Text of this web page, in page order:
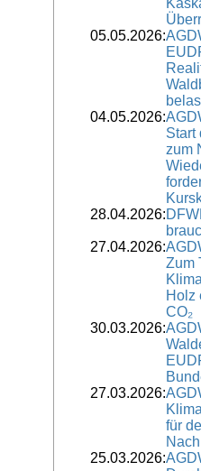
05.05.2026:
04.05.2026:
Start
zum
28.04.2026:
27.04.2026:
Zum
Holz
CO₂
30.03.2026:
27.03.2026:
für
25.03.2026: